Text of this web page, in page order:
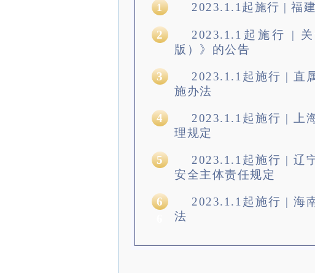
1 2023.1.1起施行 | 福
2
2023.1.1起施行 |
版）》的公告
3
2023.1.1起施行 | 直
施办法
4
2023.1.1起施行 | 上
理规定
5
2023.1.1起施行 | 辽
安全主体责任规定
6
2023.1.1起施行 | 海
法